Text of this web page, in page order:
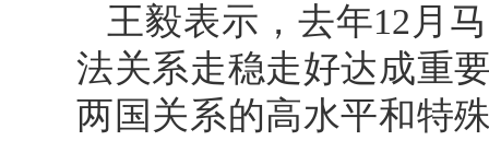
王毅表示，去年12月
法关系走稳走好达成重
两国关系的高水平和特